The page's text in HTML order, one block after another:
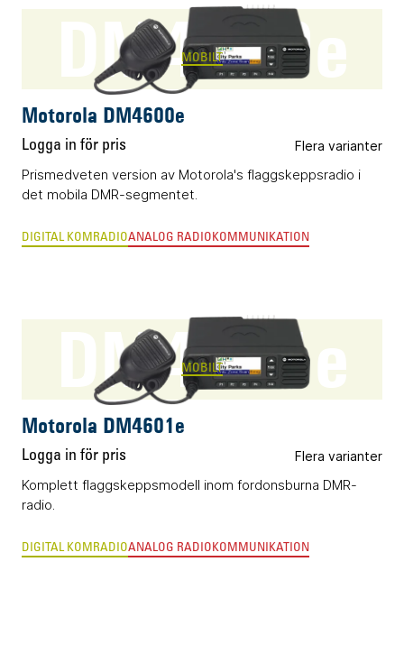
DM4600e
MOBILT
Motorola DM4600e
Logga in för pris Flera varianter
Prismedveten version av Motorola's flaggskeppsradio i
det mobila DMR-segmentet.
DIGITAL KOMRADIOANALOG RADIOKOMMUNIKATION
DM4601e
MOBILT
Motorola DM4601e
Logga in för pris Flera varianter
Komplett flaggskeppsmodell inom fordonsburna DMR-
radio.
DIGITAL KOMRADIOANALOG RADIOKOMMUNIKATION